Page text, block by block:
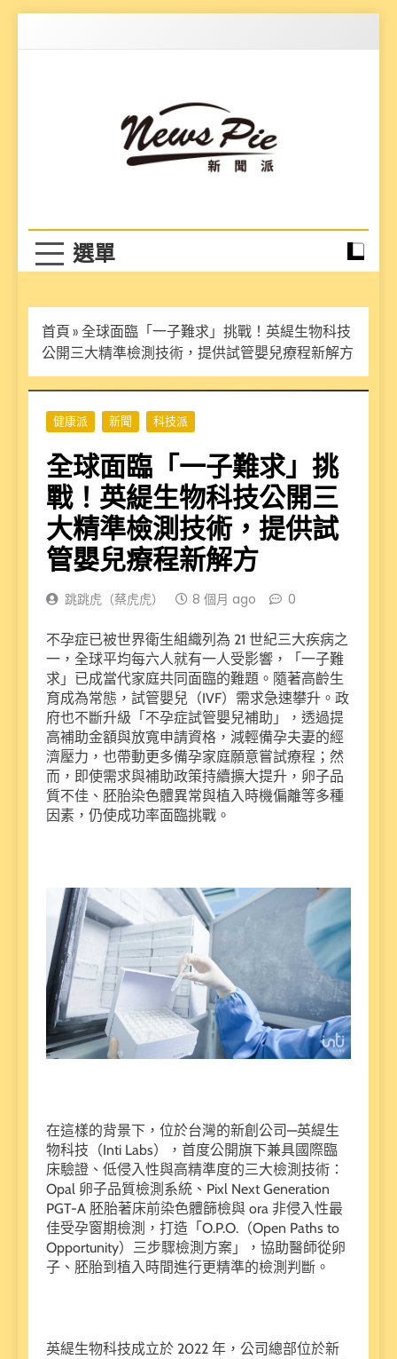
首頁 » 全球面臨「一子難求」挑戰！英緹生物科技
公開三大精準檢測技術，提供試管嬰兒療程新解方
健康派 新聞 科技派
全球面臨「一子難求」挑
戰！英緹生物科技公開三
大精準檢測技術，提供試
管嬰兒療程新解方
跳跳虎（蔡虎虎） 8 個月 ago 0
不孕症已被世界衛生組織列為 21 世紀三大疾病之
一，全球平均每六人就有一人受影響，「一子難
求」已成當代家庭共同面臨的難題。隨著高齡生
育成為常態，試管嬰兒（IVF）需求急速攀升。政
府也不斷升級「不孕症試管嬰兒補助」，透過提
高補助金額與放寬申請資格，減輕備孕夫妻的經
濟壓力，也帶動更多備孕家庭願意嘗試療程；然
而，即使需求與補助政策持續擴大提升，卵子品
質不佳、胚胎染色體異常與植入時機偏離等多種
因素，仍使成功率面臨挑戰。
在這樣的背景下，位於台灣的新創公司—英緹生
物科技（Inti Labs），首度公開旗下兼具國際臨
床驗證、低侵入性與高精準度的三大檢測技術：
Opal 卵子品質檢測系統、Pixl Next Generation
PGT-A 胚胎著床前染色體篩檢與 ora 非侵入性最
佳受孕窗期檢測，打造「O.P.O.（Open Paths to
Opportunity）三步驟檢測方案」，協助醫師從卵
子、胚胎到植入時間進行更精準的檢測判斷。
英緹生物科技成立於 2022 年，公司總部位於新